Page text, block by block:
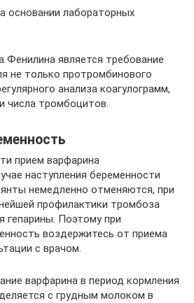
основании лабораторных
Фенилина является требование
не только протромбинового
анализа коагулограмм,
числа тромбоцитов.
прием варфарина
наступления беременности
немедленно отменяются, при
профилактики тромбоза
гепарины. Поэтому при
воздержитесь от приема
с врачом.
варфарина в период кормления
с грудным молоком в